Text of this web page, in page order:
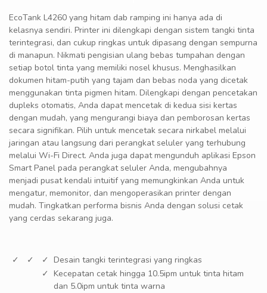
EcoTank L4260 yang hitam dab ramping ini hanya ada di
kelasnya sendiri. Printer ini dilengkapi dengan sistem tangki tinta
terintegrasi, dan cukup ringkas untuk dipasang dengan sempurna
di manapun. Nikmati pengisian ulang bebas tumpahan dengan
setiap botol tinta yang memiliki nosel khusus. Menghasilkan
dokumen hitam-putih yang tajam dan bebas noda yang dicetak
menggunakan tinta pigmen hitam. Dilengkapi dengan pencetakan
dupleks otomatis, Anda dapat mencetak di kedua sisi kertas
dengan mudah, yang mengurangi biaya dan pemborosan kertas
secara signifikan. Pilih untuk mencetak secara nirkabel melalui
jaringan atau langsung dari perangkat seluler yang terhubung
melalui Wi-Fi Direct. Anda juga dapat mengunduh aplikasi Epson
Smart Panel pada perangkat seluler Anda, mengubahnya
menjadi pusat kendali intuitif yang memungkinkan Anda untuk
mengatur, memonitor, dan mengoperasikan printer dengan
mudah. Tingkatkan performa bisnis Anda dengan solusi cetak
yang cerdas sekarang juga.
Desain tangki terintegrasi yang ringkas
Kecepatan cetak hingga 10.5ipm untuk tinta hitam
dan 5.0ipm untuk tinta warna